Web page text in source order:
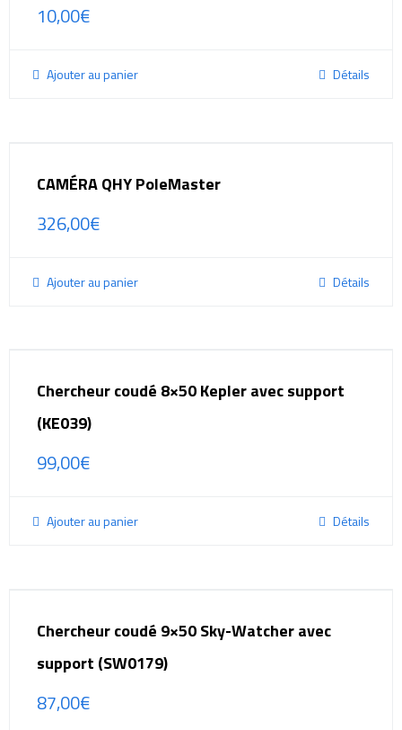
10,00€
Ajouter au panier Détails
CAMÉRA QHY PoleMaster
326,00€
Ajouter au panier Détails
Chercheur coudé 8×50 Kepler avec support
(KE039)
99,00€
Ajouter au panier Détails
Chercheur coudé 9×50 Sky-Watcher avec
support (SW0179)
87,00€